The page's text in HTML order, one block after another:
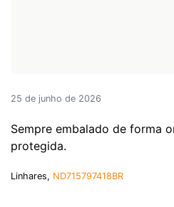
25 de junho de 2026
Sempre embalado de forma
protegida.
Linhares, ND715797418BR